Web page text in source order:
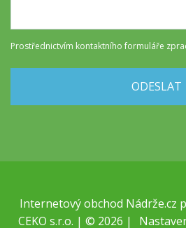
Prostřednictvím kontaktního formuláře
ODESLAT
Internetový obchod Nádrže.cz
CEKO s.r.o. | © 2026 |